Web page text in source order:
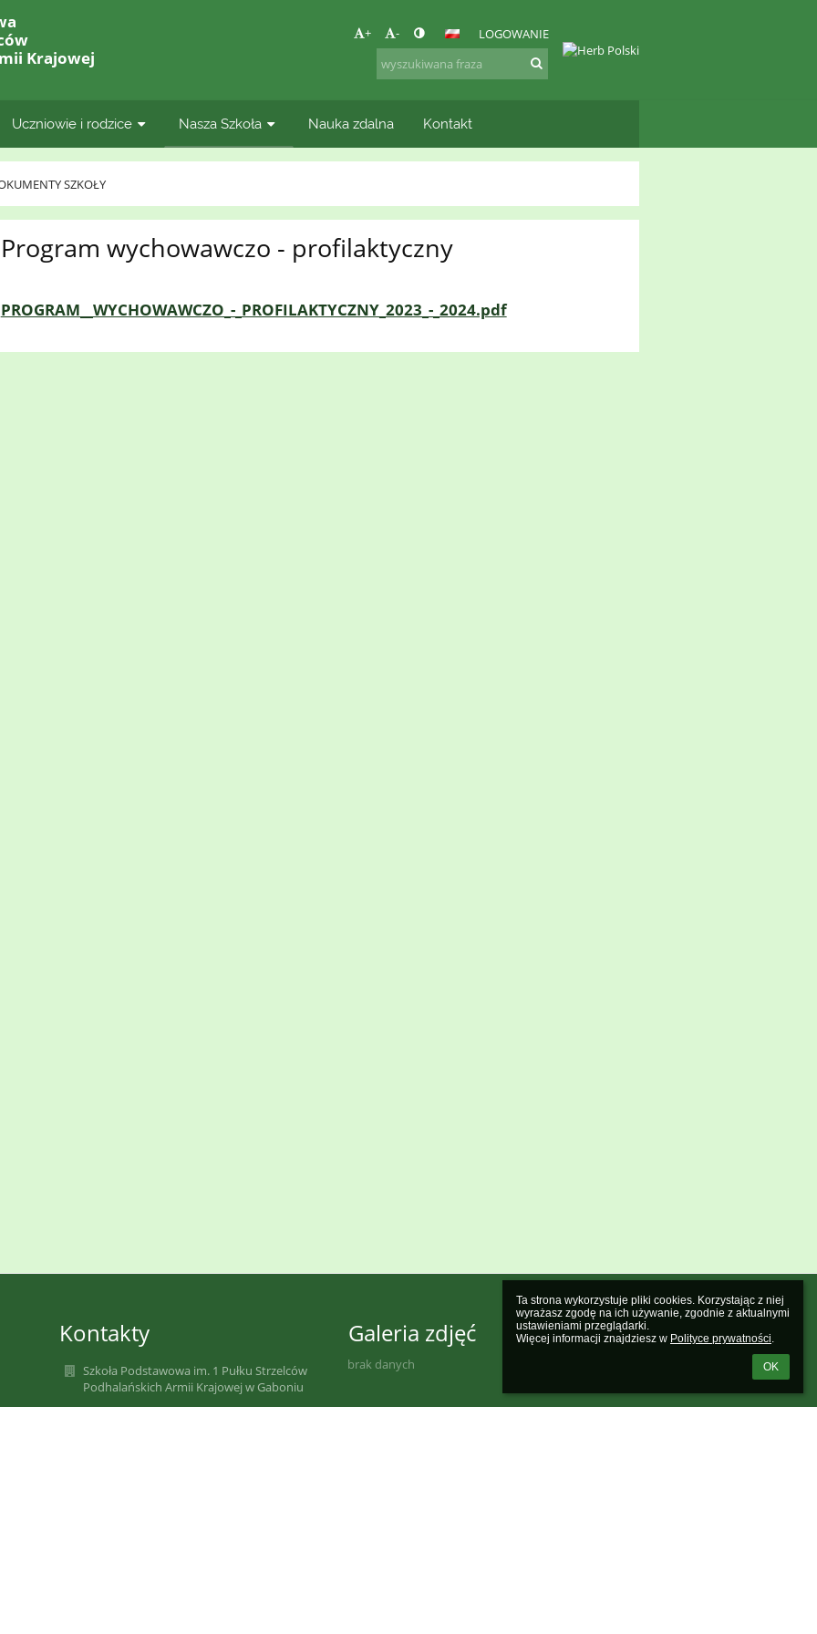
Ta strona wykorzystuje pliki cookies. Korzystając z niej
wyrażasz zgodę na ich używanie, zgodnie z aktualnymi
ustawieniami przeglądarki.
Więcej informacji znajdziesz w Polityce prywatności.
OK
Krajowej
+ - LOGOWANIE
Uczniowie i rodzice Nasza Szkoła Nauka zdalna Kontakt
SZKOŁY
Program wychowawczo - profilaktyczny
PROGRAM__WYCHOWAWCZO_-_PROFILAKTYCZNY_2023_-_2024.pdf
Kontakty
Szkoła Podstawowa im. 1 Pułku Strzelców
Podhalańskich Armii Krajowej w Gaboniu
Galeria zdjęć
brak danych